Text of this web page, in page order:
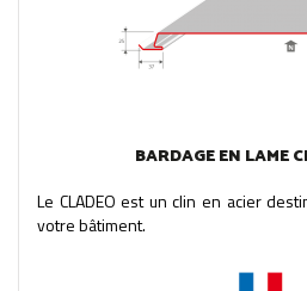
BARDAGE EN LAME
Le CLADEO est un clin en acier
votre bâtiment.